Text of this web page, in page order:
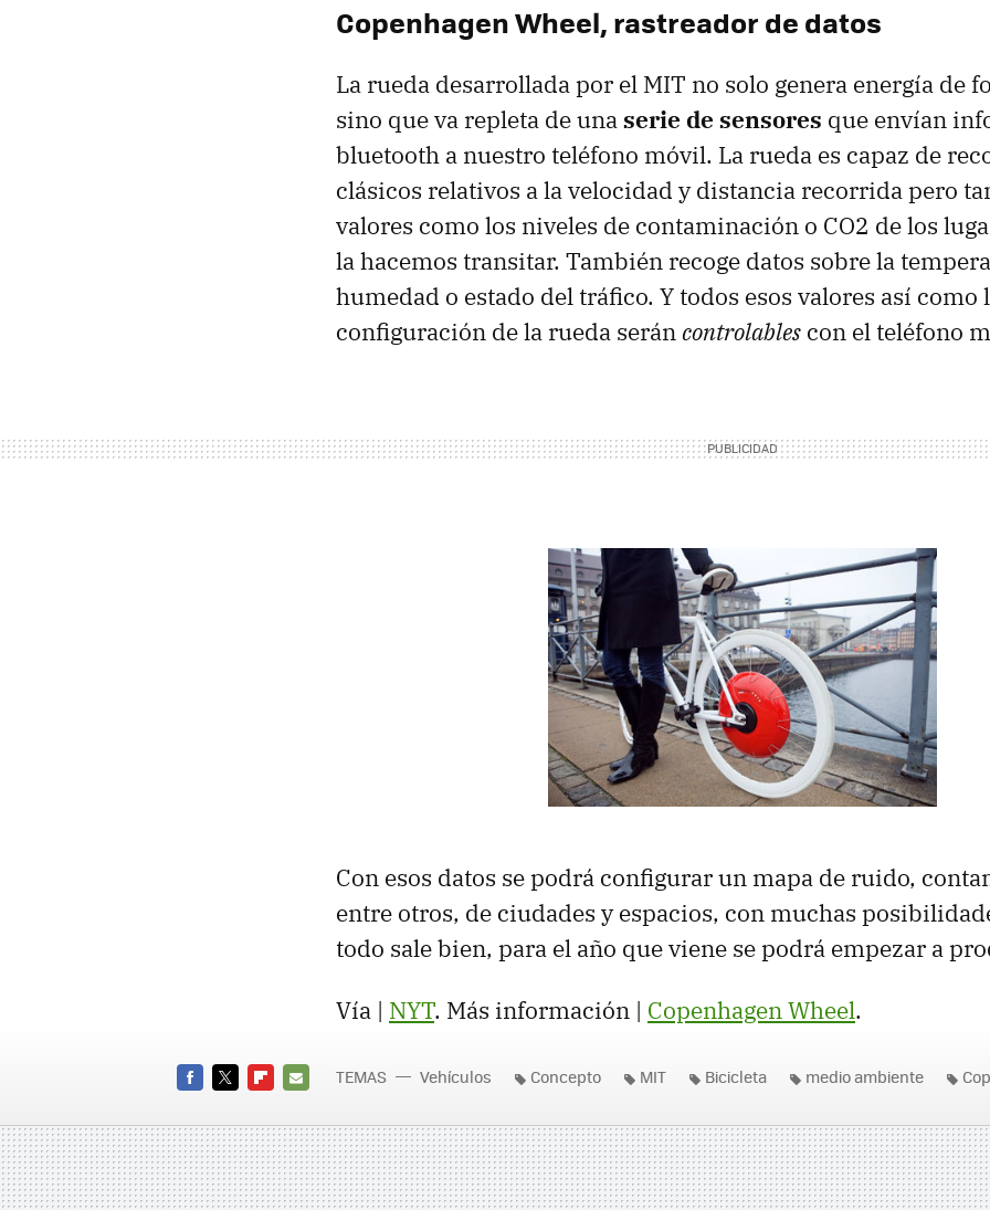
Copenhagen Wheel, rastreador de datos
La rueda desarrollada por el MIT no solo genera energía de
sino que va repleta de unaserie de sensores que envían
bluetooth a nuestro teléfono móvil. La rueda es capaz de
clásicos relativos a la velocidad y distancia recorrida pero
valores como los niveles de contaminación o CO2 de los
la hacemos transitar. También recoge datos sobre la
humedad o estado del tráfico. Y todos esos valores así como
configuración de la rueda serán controlables con el teléfono
Con esos datos se podrá configurar un mapa de ruido,
entre otros, de ciudades y espacios, con muchas
todo sale bien, para el año que viene se podrá empezar a
Vía | NYT. Más información | Copenhagen Wheel.
MAIL
TEMAS Vehículos Concepto MIT Bicicleta medio ambiente